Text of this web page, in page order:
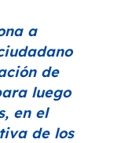
a
de
luego
en el
de los